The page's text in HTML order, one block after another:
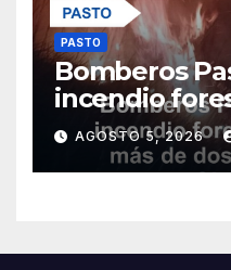
PASTO
Bomberos
incendio
más de dos
Obonuco
AGOSTO 5, 2026